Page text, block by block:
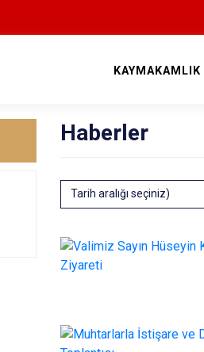
KAYMAKAMLIK
Haberler
Tarih aralığı seçiniz)